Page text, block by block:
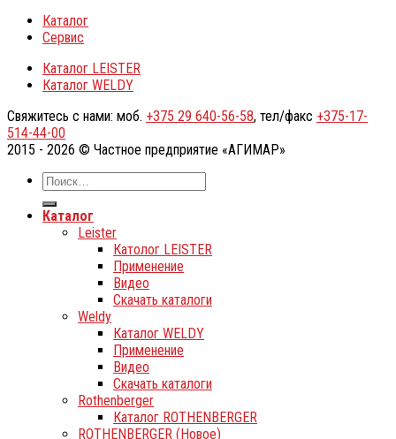
Каталог
Сервис
Каталог LEISTER
Каталог WELDY
Свяжитесь с нами: моб. +375 29 640-56-58, тел/факс +375-17-
514-44-00
2015 - 2026 © Частное предприятие «АГИМАР»
Каталог
Leister
Католог LEISTER
Применение
Видео
Скачать каталоги
Weldy
Каталог WELDY
Применение
Видео
Скачать каталоги
Rothenberger
Каталог ROTHENBERGER
ROTHENBERGER (Новое)